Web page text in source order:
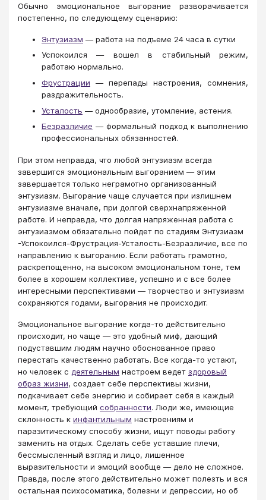
Обычно эмоциональное выгорание разворачивается
постепенно, по следующему сценарию:
Энтузиазм — работа на подъеме 24 часа в сутки
Успокоился — вошел в стабильный режим,
работаю нормально.
Фрустрации — перепады настроения, сомнения,
раздражительность.
Усталость — однообразие, утомление, астения.
Безразличие — формальный подход к выполнению
профессиональных обязанностей.
При этом неправда, что любой энтузиазм всегда
завершится эмоциональным выгоранием — этим
завершается только неграмотно организованный
энтузиазм. Выгорание чаще случается при излишнем
энтузиазме вначале, при долгой сверхнапряженной
работе. И неправда, что долгая напряженная работа с
энтузиазмом обязательно пойдет по стадиям Энтузиазм
-Успокоился-Фрустрация-Усталость-Безразличие, все по
направлению к выгоранию. Если работать грамотно,
раскрепощенно, на высоком эмоциональном тоне, тем
более в хорошем коллективе, успешно и с все более
интересными перспективами — творчество и энтузиазм
сохраняются годами, выгорания не происходит.
Эмоциональное выгорание когда-то действительно
происходит, но чаще — это удобный миф, дающий
подуставшим людям научно обоснованное право
перестать качественно работать. Все когда-то устают,
но человек с деятельным настроем ведет здоровый
образ жизни, создает себе перспективы жизни,
подкачивает себе энергию и собирает себя в каждый
момент, требующий собранности. Люди же, имеющие
склонность к инфантильным настроениям и
паразитическому способу жизни, ищут поводы работу
заменить на отдых. Сделать себе уставшие плечи,
бессмысленный взгляд и лицо, лишенное
выразительности и эмоций вообще — дело не сложное.
Правда, после этого действительно может полезть и вся
остальная психосоматика, болезни и депрессии, но об